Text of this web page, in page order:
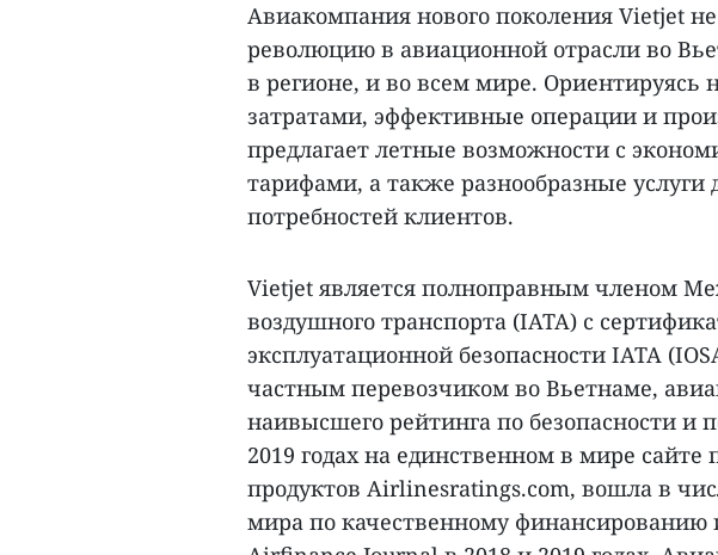
Авиакомпания нового поколения Vietjet
революцию в авиационной отрасли во
в регионе, и во всем мире. Ориентируясь
затратами, эффективные операции и
предлагает летные возможности с
тарифами, а также разнообразные услуги
потребностей клиентов.
Vietjet является полноправным членом
воздушного транспорта (IATA) с
эксплуатационной безопасности IATA
частным перевозчиком во Вьетнаме,
наивысшего рейтинга по безопасности и
2019 годах на единственном в мире сайте
продуктов Airlinesratings.com, вошла в
мира по качественному финансированию